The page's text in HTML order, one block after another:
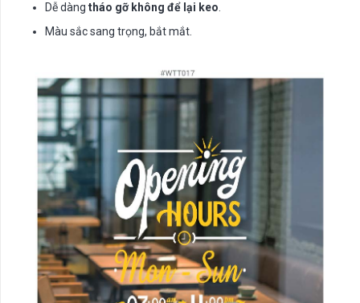
Dễ dàng tháo gỡ không để lại keo.
Màu sắc sang trọng, bắt mắt.